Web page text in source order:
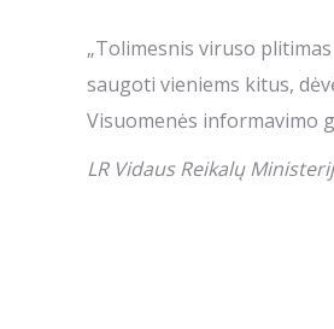
„Tolimesnis viruso
saugoti vieniems kitus,
Visuomenės informavimo
LR Vidaus Reikalų